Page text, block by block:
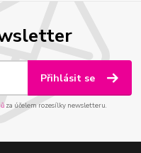
Přihlásit se
za účelem rozesílky newsletteru.